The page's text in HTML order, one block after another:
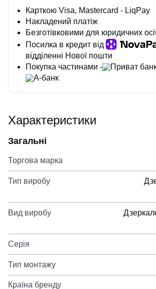
Карткою Visa, Mastercard - LiqPay
Накладений платіж
Безготівковими для юридичних
Посилка в кредит від
відділенні Нової пошти
Покупка частинами -
Приват
А-банк
Характеристики
Загальні
Торгова марка
Тип виробу
Вид виробу
Серія
Тип монтажу
Країна бренду